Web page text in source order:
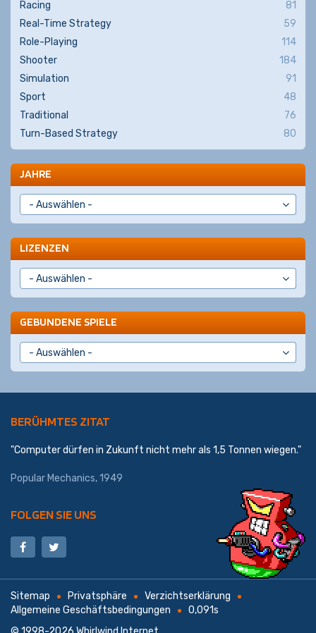
Racing
81
Real-Time Strategy
59
Role-Playing
114
Shooter
184
Simulation
91
Sport
48
Traditional
76
Turn-Based Strategy
80
JAHRE
LIZENZEN
GEBUNDENE SPIELE
BERÜHMTES ZITAT
"Computer dürfen in Zukunft nicht mehr als 1,5 Tonnen wiegen."
Popular Mechanics, 1949
FOLGEN SIE UNS
Sitemap Privatsphäre
Verzichtserklärung
Allgemeine Geschäftsbedingungen
0,091s